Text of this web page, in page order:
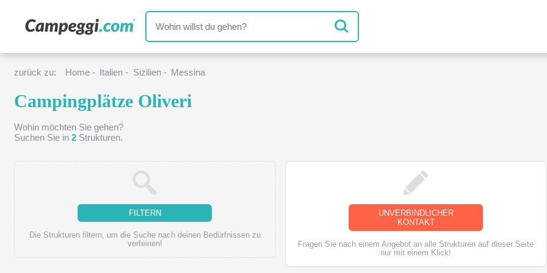
zurück zu: Home- Italien - Sizilien- Messina
Campingplätze Oliveri
Wohin möchten Sie gehen?
Suchen Sie in 2Strukturen.
FILTERN
Die Strukturen filtern, um die Suche nach deinen Bedürfnissen zu
verfeinen!
UNVERBINDLICHER
KONTAKT
Fragen Sie nach einem Angebot an alle Strukturen auf dieser Seite
nur mit einem Klick!